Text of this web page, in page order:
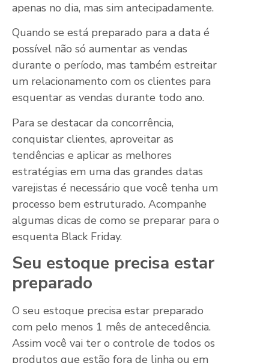
apenas no dia, mas sim antecipadamente.
Quando se está preparado para a data é
possível não só aumentar as vendas
durante o período, mas também estreitar
um relacionamento com os clientes para
esquentar as vendas durante todo ano.
Para se destacar da concorrência,
conquistar clientes, aproveitar as
tendências e aplicar as melhores
estratégias em uma das grandes datas
varejistas é necessário que você tenha um
processo bem estruturado. Acompanhe
algumas dicas de como se preparar para o
esquenta Black Friday.
Seu estoque precisa estar
preparado
O seu estoque precisa estar preparado
com pelo menos 1 mês de antecedência.
Assim você vai ter o controle de todos os
produtos que estão fora de linha ou em